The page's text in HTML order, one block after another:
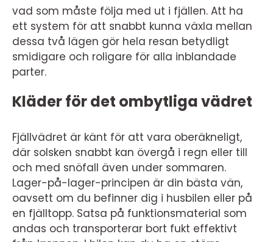
vad som måste följa med ut i fjällen. Att ha
ett system för att snabbt kunna växla mellan
dessa två lägen gör hela resan betydligt
smidigare och roligare för alla inblandade
parter.
Kläder för det ombytliga vädret
Fjällvädret är känt för att vara oberäkneligt,
där solsken snabbt kan övergå i regn eller till
och med snöfall även under sommaren.
Lager-på-lager-principen är din bästa vän,
oavsett om du befinner dig i husbilen eller på
en fjälltopp. Satsa på funktionsmaterial som
andas och transporterar bort fukt effektivt